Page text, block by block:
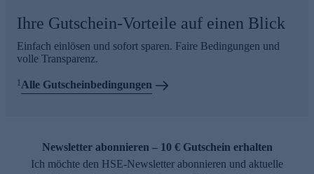
Ihre Gutschein-Vorteile auf einen Blick
Einfach einlösen und sofort sparen. Faire Bedingungen und
volle Transparenz.
1 Alle Gutscheinbedingungen
Newsletter abonnieren – 10 € Gutschein erhalten
Ich möchte den HSE-Newsletter abonnieren und aktuelle